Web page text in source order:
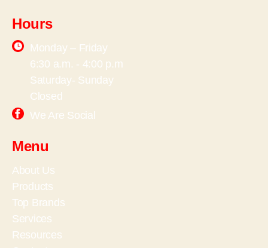
Hours
Monday – Friday
6:30 a.m. - 4:00 p.m
Saturday- Sunday
Closed
We Are Social
Menu
About Us
Products
Top Brands
Services
Resources